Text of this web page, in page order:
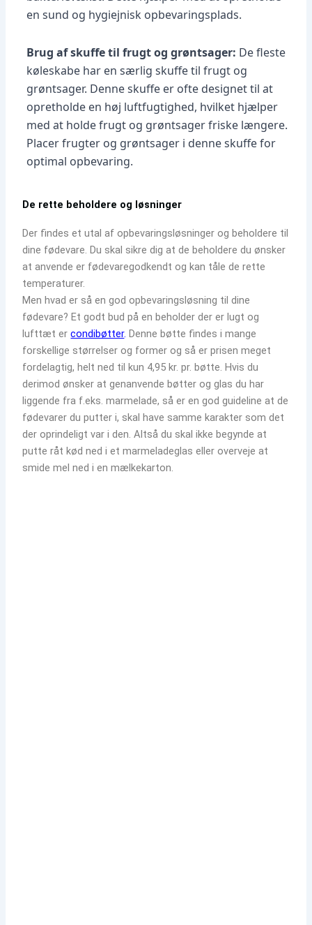
en sund og hygiejnisk opbevaringsplads.
Brug af skuffe til frugt og grøntsager: De fleste
køleskabe har en særlig skuffe til frugt og
grøntsager. Denne skuffe er ofte designet til at
opretholde en høj luftfugtighed, hvilket hjælper
med at holde frugt og grøntsager friske længere.
Placer frugter og grøntsager i denne skuffe for
optimal opbevaring.
De rette beholdere og løsninger
Der findes et utal af opbevaringsløsninger og beholdere til
dine fødevare. Du skal sikre dig at de beholdere du ønsker
at anvende er fødevaregodkendt og kan tåle de rette
temperaturer.
Men hvad er så en god opbevaringsløsning til dine
fødevare? Et godt bud på en beholder der er lugt og
lufttæt ercondibøtter. Denne bøtte findes i mange
forskellige størrelser og former og så er prisen meget
fordelagtig, helt ned til kun 4,95 kr. pr. bøtte. Hvis du
derimod ønsker at genanvende bøtter og glas du har
liggende fra f.eks. marmelade, så er engod guideline at de
fødevarer du putter i, skal have samme karakter som det
der oprindeligt var i den. Altså du skal ikke begynde at
putte råt kød ned i et marmeladeglas eller overveje at
smide mel ned i en mælkekarton.